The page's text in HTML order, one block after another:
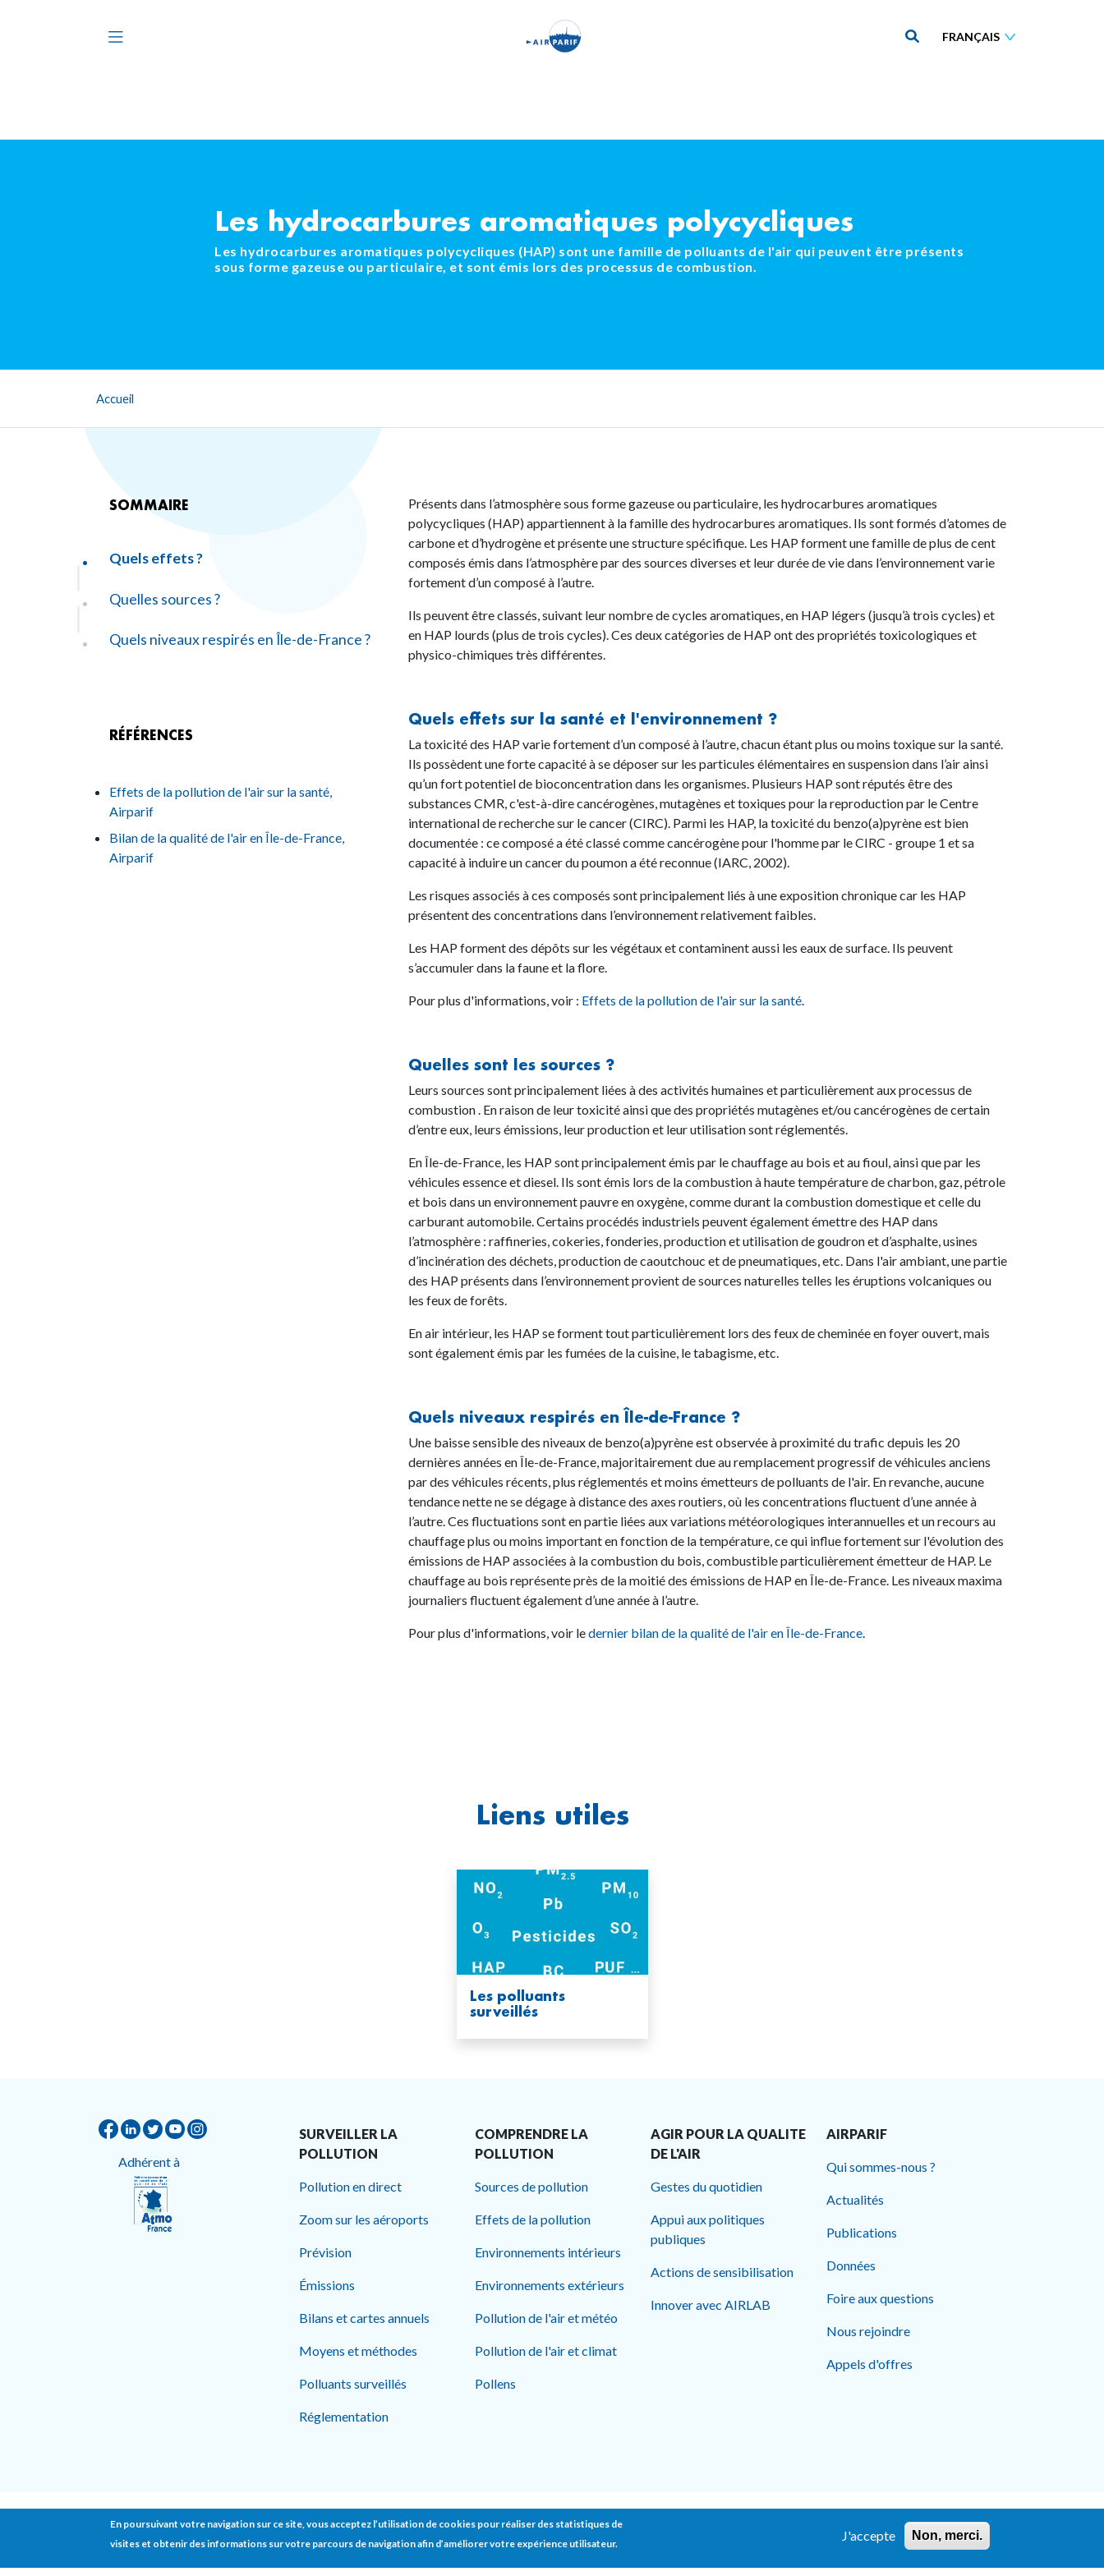
au
contenu
Les hydrocarbures aromatiques polycycliques
Les hydrocarbures aromatiques polycycliques (HAP) sont une famille de polluants de l'air qui peuvent être présents
sous forme gazeuse ou particulaire, et sont émis lors des processus de combustion.
Accueil
Présents dans l’atmosphère sous forme gazeuse ou particulaire, les hydrocarbures aromatiques
polycycliques (HAP) appartiennent à la famille des hydrocarbures aromatiques. Ils sont formés d’atomes de
carbone et d’hydrogène et présente une structure spécifique. Les HAP forment une famille de plus de cent
composés émis dans l’atmosphère par des sources diverses et leur durée de vie dans l’environnement varie
fortement d’un composé à l’autre.
Ils peuvent être classés, suivant leur nombre de cycles aromatiques, en HAP légers (jusqu’à trois cycles) et
en HAP lourds (plus de trois cycles). Ces deux catégories de HAP ont des propriétés toxicologiques et
physico-chimiques très différentes.
Quels effets sur la santé et l'environnement ?
La toxicité des HAP varie fortement d’un composé à l’autre, chacun étant plus ou moins toxique sur la santé.
Ils possèdent une forte capacité à se déposer sur les particules élémentaires en suspension dans l’air ainsi
qu’un fort potentiel de bioconcentration dans les organismes. Plusieurs HAP sont réputés être des
substances CMR, c'est-à-dire cancérogènes, mutagènes et toxiques pour la reproductionpar le Centre
international de recherche sur le cancer (CIRC). Parmi les HAP, la toxicité du benzo(a)pyrène est bien
documentée : ce composé a été classé comme cancérogène pour l'homme par le CIRC - groupe 1 et sa
capacité à induire un cancer du poumon a été reconnue (IARC, 2002).
Les risques associés à ces composés sont principalement liés à une exposition chronique car les HAP
présentent des concentrations dans l’environnement relativement faibles.
Les HAP forment des dépôts sur les végétaux et contaminent aussi les eaux de surface. Ils peuvent
s’accumuler dans la faune et la flore.
Pour plus d'informations, voir : Effets de la pollution de l'air sur la santé.
Quelles sont les sources ?
Leurs sources sont principalement liées à des activités humaines et particulièrement aux processus de
combustion . En raison de leur toxicité ainsi que des propriétés mutagènes et/ou cancérogènes de certain
d’entre eux, leurs émissions, leur production et leur utilisation sont réglementés.
En Île-de-France, les HAP sont principalement émis par le chauffage au bois et au fioul, ainsi que par les
véhicules essence et diesel. Ils sont émis lors de la combustion à haute température de charbon, gaz, pétrole
et bois dans un environnement pauvre en oxygène, comme durant la combustion domestique et celle du
carburant automobile. Certains procédés industriels peuvent également émettre des HAP dans
l’atmosphère : raffineries, cokeries, fonderies, production et utilisation de goudron et d’asphalte, usines
d’incinération des déchets, production de caoutchouc et de pneumatiques, etc. Dans l'air ambiant, une partie
des HAP présents dans l’environnement provient de sources naturelles telles les éruptions volcaniques ou
les feux de forêts.
En air intérieur, les HAP se forment tout particulièrement lors des feux de cheminée en foyer ouvert, mais
sont également émis par les fumées de la cuisine, le tabagisme, etc.
Quels niveaux respirés en Île-de-France ?
Une baisse sensible des niveaux de benzo(a)pyrène est observée à proximité du trafic depuis les 20
dernières années en Île-de-France, majoritairement due au remplacement progressif de véhicules anciens
par des véhicules récents, plus réglementés et moins émetteurs de polluants de l'air. En revanche, aucune
tendance nette ne se dégage à distance des axes routiers, où les concentrations fluctuent d’une année à
l’autre. Ces fluctuations sont en partie liées aux variations météorologiques interannuelles et un recours au
chauffage plus ou moins important en fonction de la température, ce qui influe fortement sur l'évolution des
émissions de HAP associées à la combustion du bois, combustible particulièrement émetteur de HAP. Le
chauffage au bois représente près de la moitié des émissions de HAP en Île-de-France. Les niveaux maxima
journaliers fluctuent également d’une année à l’autre.
Pour plus d'informations, voir ledernier bilan de la qualité de l'air en Île-de-France.
SOMMAIRE
Quels effets ?
Quelles sources ?
Quels niveaux respirés en Île-de-France ?
RÉFÉRENCES
Effets de la pollution de l'air sur la santé,
Airparif
Bilan de la qualité de l'air en Île-de-France,
Airparif
Liens utiles
Les polluants
surveillés
Adhérent à
SURVEILLER LA
POLLUTION
Pollution en direct
Zoom sur les aéroports
Prévision
Émissions
Bilans et cartes annuels
Moyens et méthodes
Polluants surveillés
Réglementation
COMPRENDRE LA
POLLUTION
Sources de pollution
Effets de la pollution
Environnements intérieurs
Environnements extérieurs
Pollution de l'air et météo
Pollution de l'air et climat
Pollens
AGIR POUR LA QUALITE
DE L'AIR
Gestes du quotidien
Appui aux politiques
publiques
Actions de sensibilisation
Innover avec AIRLAB
AIRPARIF
Qui sommes-nous ?
Actualités
Publications
Données
Foire aux questions
Nous rejoindre
Appels d'offres
© 2023 Airparif. Tous droits réservés. Footer bottom
Contact Mentions légales Politique sur les cookies
En poursuivant votre navigation sur ce site, vous acceptez l’utilisation de cookies pour réaliser des statistiques de
visites et obtenir des informations sur votre parcours de navigation afin d’améliorer votre expérience utilisateur.
J'accepte Non, merci.